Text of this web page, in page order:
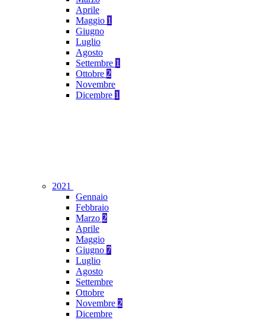
Aprile
Maggio 1
Giugno
Luglio
Agosto
Settembre 1
Ottobre 2
Novembre
Dicembre 1
2021
Gennaio
Febbraio
Marzo 2
Aprile
Maggio
Giugno 7
Luglio
Agosto
Settembre
Ottobre
Novembre 2
Dicembre